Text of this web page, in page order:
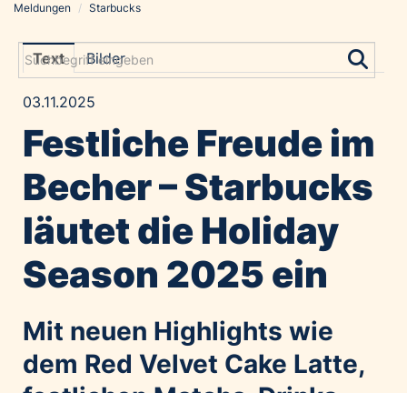
Grayling Agentur
Alawyer
Amadeus Austrian Music Awards
Constantia Flexibles
Costa Kreuzfahrten
Emirates
Financial Times
GE HealthCare
Meldungen / Starbucks
Text Bilder
03.11.2025
Festliche Freude im
Becher – Starbucks
läutet die Holiday
Season 2025 ein
Mit neuen Highlights wie
dem Red Velvet Cake Latte,